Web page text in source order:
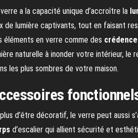
a la capacité unique d’accroître la
de lumière captivants, tout en faisant
éléments en verre comme des
naturelle à inonder votre intérieur, le
les plus sombres de votre maison.
d’être décoratif, le verre peut aussi
d’escalier qui allient sécurité et